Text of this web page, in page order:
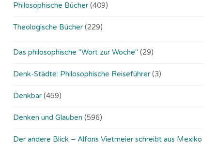
Philosophische Bücher (409)
Theologische Bücher (229)
Das philosophische "Wort zur Woche" (29)
Denk-Städte: Philosophische Reiseführer (3)
Denkbar (459)
Denken und Glauben (596)
Der andere Blick – Alfons Vietmeier schreibt aus Mexiko